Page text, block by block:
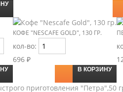
КОФЕ "NESCAFE GOLD", 130 ГР.
кол-во:
696 ₽
В КОРЗИНУ